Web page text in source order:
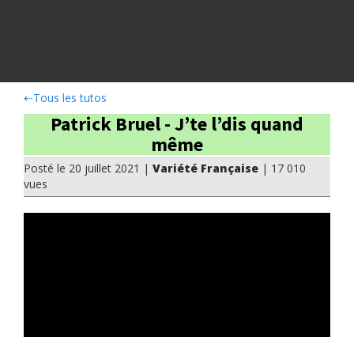
⇠Tous les tutos
Patrick Bruel - J’te l’dis quand
même
Posté le 20 juillet 2021 | Variété Française | 17 010
vues